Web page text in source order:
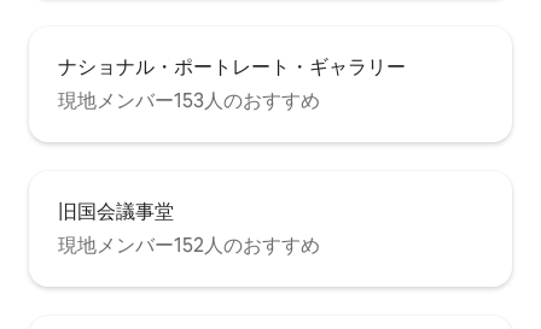
ナショナル・ポートレート・ギャラリー
現地メンバー153人のおすすめ
旧国会議事堂
現地メンバー152人のおすすめ